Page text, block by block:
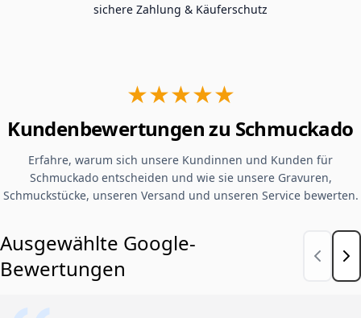
sichere Zahlung & Käuferschutz
★★★★★
Kundenbewertungen zu Schmuckado
Erfahre, warum sich unsere Kundinnen und Kunden für
Schmuckado entscheiden und wie sie unsere Gravuren,
Schmuckstücke, unseren Versand und unseren Service bewerten.
Ausgewählte Google-
Bewertungen